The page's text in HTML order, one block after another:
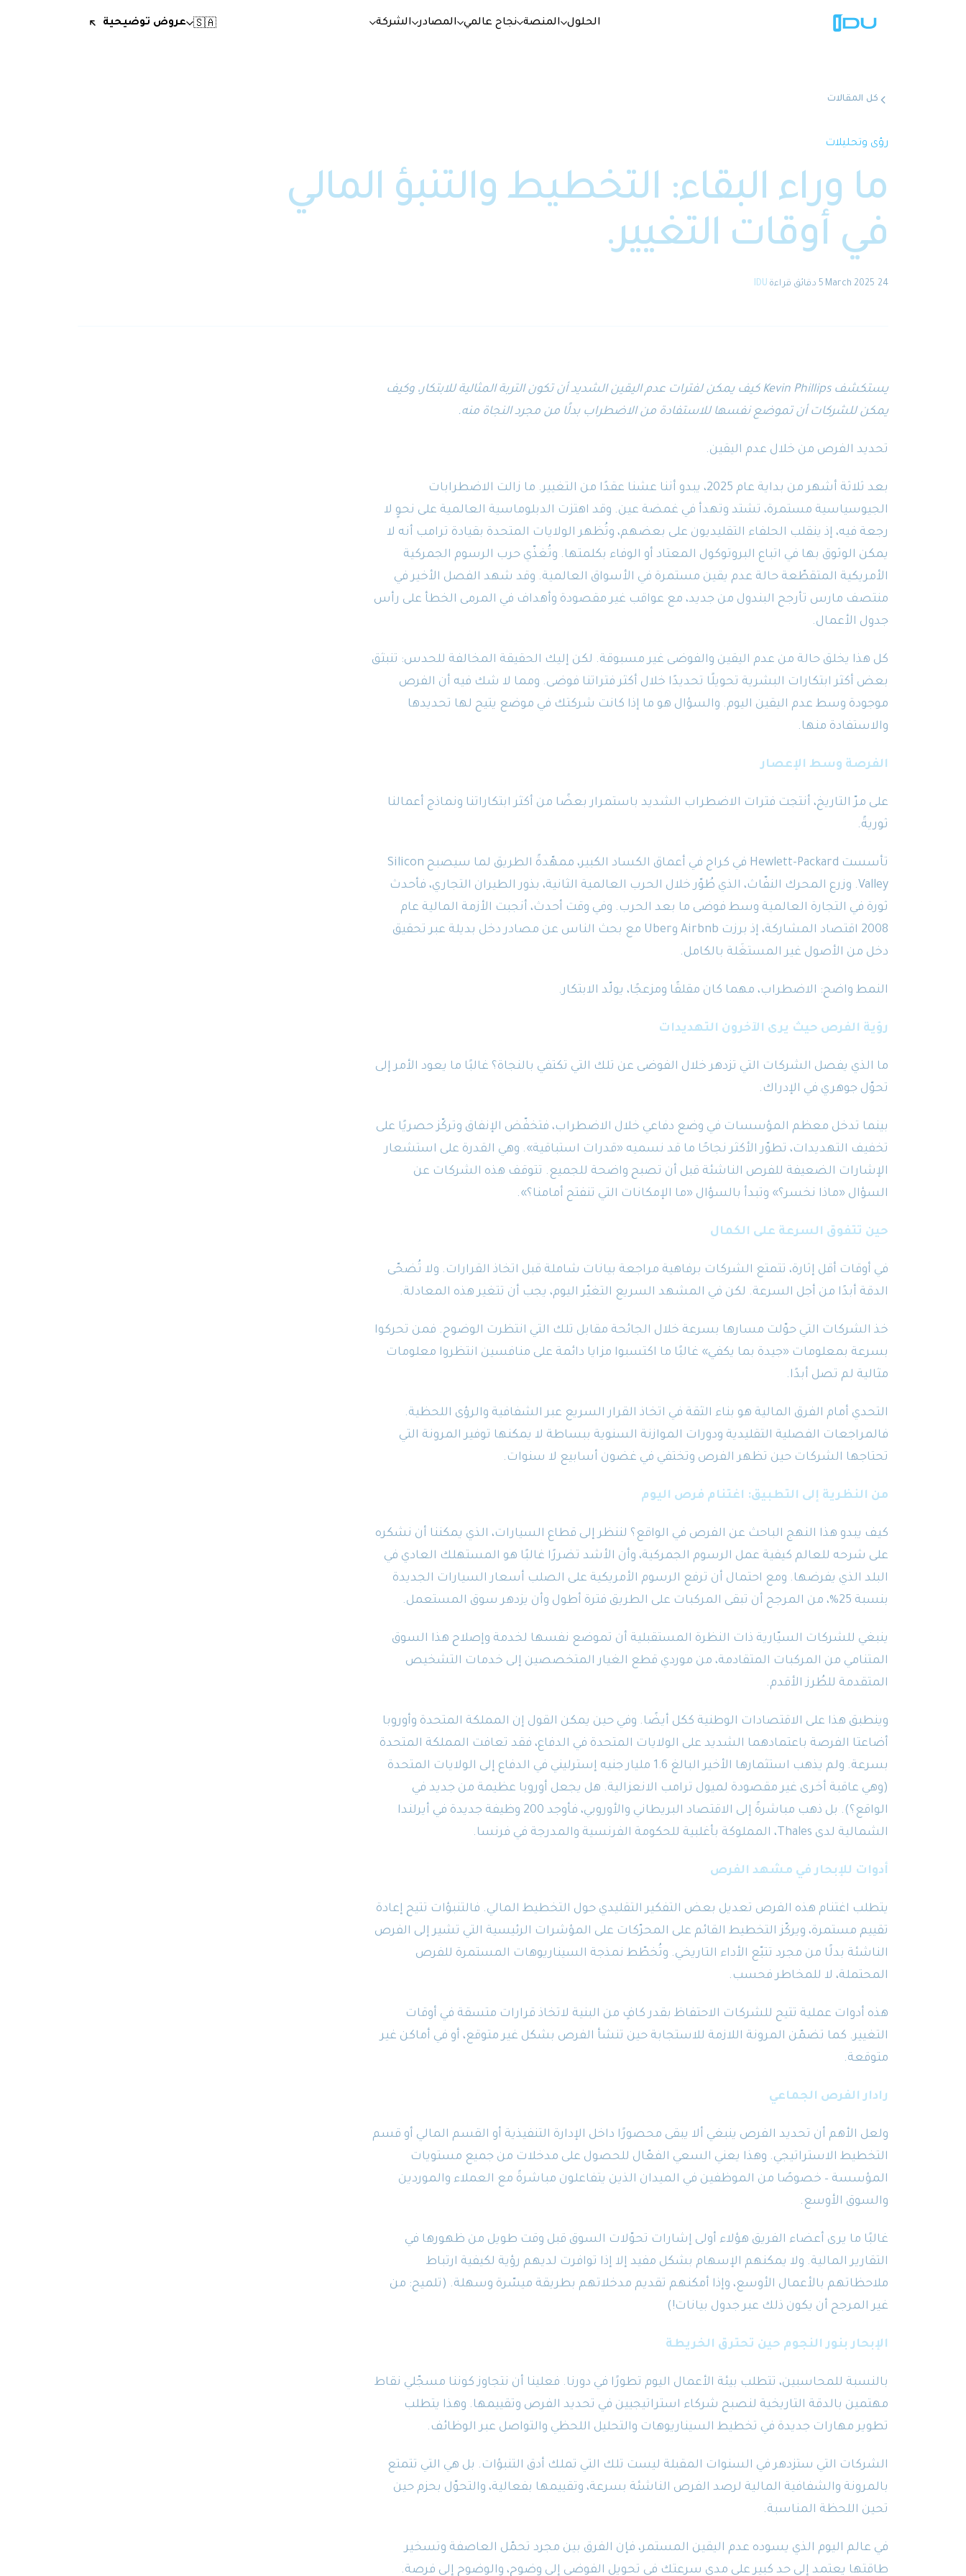
الحلول المنصة نجاح عالمي المصادر الشركة 🇸🇦 عروض توضيحية
كل المقالات
رؤى وتحليلات
ما وراء البقاء: التخطيط والتنبؤ المالي
في أوقات التغيير.
24 March 2025 5 دقائق قراءة IDU
يستكشف Kevin Phillips كيف يمكن لفترات عدم اليقين الشديد أن تكون التربة المثالية للابتكار، وكيف
يمكن للشركات أن تموضع نفسها للاستفادة من الاضطراب بدلًا من مجرد النجاة منه.
تحديد الفرص من خلال عدم اليقين.
بعد ثلاثة أشهر من بداية عام 2025، يبدو أننا عشنا عقدًا من التغيير. ما زالت الاضطرابات
الجيوسياسية مستمرة، تشتد وتهدأ في غمضة عين. وقد اهتزت الدبلوماسية العالمية على نحوٍ لا
رجعة فيه، إذ ينقلب الحلفاء التقليديون على بعضهم، وتُظهر الولايات المتحدة بقيادة ترامب أنه لا
يمكن الوثوق بها في اتباع البروتوكول المعتاد أو الوفاء بكلمتها. وتُغذّي حرب الرسوم الجمركية
الأمريكية المتقطّعة حالة عدم يقين مستمرة في الأسواق العالمية. وقد شهد الفصل الأخير في
منتصف مارس تأرجح البندول من جديد، مع عواقب غير مقصودة وأهداف في المرمى الخطأ على رأس
جدول الأعمال.
كل هذا يخلق حالة من عدم اليقين والفوضى غير مسبوقة. لكن إليك الحقيقة المخالفة للحدس: تنبثق
بعض أكثر ابتكارات البشرية تحويلًا تحديدًا خلال أكثر فتراتنا فوضى. ومما لا شك فيه أن الفرص
موجودة وسط عدم اليقين اليوم. والسؤال هو ما إذا كانت شركتك في موضع يتيح لها تحديدها
والاستفادة منها.
الفرصة وسط الإعصار
على مرّ التاريخ، أنتجت فترات الاضطراب الشديد باستمرار بعضًا من أكثر ابتكاراتنا ونماذج أعمالنا
ثوريةً.
تأسست Hewlett-Packard في كراج في أعماق الكساد الكبير، ممهّدةً الطريق لما سيصبح Silicon
Valley. وزرع المحرك النفّاث، الذي طُوّر خلال الحرب العالمية الثانية، بذور الطيران التجاري، فأحدث
ثورة في التجارة العالمية وسط فوضى ما بعد الحرب. وفي وقت أحدث، أنجبت الأزمة المالية عام
2008 اقتصاد المشاركة، إذ برزت Airbnb وUber مع بحث الناس عن مصادر دخل بديلة عبر تحقيق
دخل من الأصول غير المستغَلة بالكامل.
النمط واضح: الاضطراب، مهما كان مقلقًا ومزعجًا، يولّد الابتكار.
رؤية الفرص حيث يرى الآخرون التهديدات
ما الذي يفصل الشركات التي تزدهر خلال الفوضى عن تلك التي تكتفي بالنجاة؟ غالبًا ما يعود الأمر إلى
تحوّل جوهري في الإدراك.
بينما تدخل معظم المؤسسات في وضع دفاعي خلال الاضطراب، فتخفّض الإنفاق وتركّز حصريًا على
تخفيف التهديدات، تطوّر الأكثر نجاحًا ما قد نسميه «قدرات استباقية». وهي القدرة على استشعار
الإشارات الضعيفة للفرص الناشئة قبل أن تصبح واضحة للجميع. تتوقف هذه الشركات عن
السؤال «ماذا نخسر؟» وتبدأ بالسؤال «ما الإمكانات التي تنفتح أمامنا؟».
حين تتفوق السرعة على الكمال
في أوقات أقل إثارة، تتمتع الشركات برفاهية مراجعة بيانات شاملة قبل اتخاذ القرارات. ولا تُضحّى
الدقة أبدًا من أجل السرعة. لكن في المشهد السريع التغيّر اليوم، يجب أن تتغير هذه المعادلة.
خذ الشركات التي حوّلت مسارها بسرعة خلال الجائحة مقابل تلك التي انتظرت الوضوح. فمن تحركوا
بسرعة بمعلومات «جيدة بما يكفي» غالبًا ما اكتسبوا مزايا دائمة على منافسين انتظروا معلومات
مثالية لم تصل أبدًا.
التحدي أمام الفرق المالية هو بناء الثقة في اتخاذ القرار السريع عبر الشفافية والرؤى اللحظية.
فالمراجعات الفصلية التقليدية ودورات الموازنة السنوية ببساطة لا يمكنها توفير المرونة التي
تحتاجها الشركات حين تظهر الفرص وتختفي في غضون أسابيع لا سنوات.
من النظرية إلى التطبيق: اغتنام فرص اليوم
كيف يبدو هذا النهج الباحث عن الفرص في الواقع؟ لننظر إلى قطاع السيارات، الذي يمكننا أن نشكره
على شرحه للعالم كيفية عمل الرسوم الجمركية، وأن الأشد تضررًا غالبًا هو المستهلك العادي في
البلد الذي يفرضها. ومع احتمال أن ترفع الرسوم الأمريكية على الصلب أسعار السيارات الجديدة
بنسبة 25%، من المرجح أن تبقى المركبات على الطريق فترة أطول وأن يزدهر سوق المستعمل.
ينبغي للشركات السيّارية ذات النظرة المستقبلية أن تموضع نفسها لخدمة وإصلاح هذا السوق
المتنامي من المركبات المتقادمة، من موردي قطع الغيار المتخصصين إلى خدمات التشخيص
المتقدمة للطُرز الأقدم.
وينطبق هذا على الاقتصادات الوطنية ككل أيضًا. وفي حين يمكن القول إن المملكة المتحدة وأوروبا
أضاعتا الفرصة باعتمادهما الشديد على الولايات المتحدة في الدفاع، فقد تعافت المملكة المتحدة
بسرعة. ولم يذهب استثمارها الأخير البالغ 1.6 مليار جنيه إسترليني في الدفاع إلى الولايات المتحدة
(وهي عاقبة أخرى غير مقصودة لميول ترامب الانعزالية. هل يجعل أوروبا عظيمة من جديد في
الواقع؟). بل ذهب مباشرةً إلى الاقتصاد البريطاني والأوروبي، فأوجد 200 وظيفة جديدة في أيرلندا
الشمالية لدى Thales، المملوكة بأغلبية للحكومة الفرنسية والمدرجة في فرنسا.
أدوات للإبحار في مشهد الفرص
يتطلب اغتنام هذه الفرص تعديل بعض التفكير التقليدي حول التخطيط المالي. فالتنبؤات تتيح إعادة
تقييم مستمرة، ويركّز التخطيط القائم على المحرّكات على المؤشرات الرئيسية التي تشير إلى الفرص
الناشئة بدلًا من مجرد تتبّع الأداء التاريخي. وتُخطّط نمذجة السيناريوهات المستمرة للفرص
المحتملة، لا للمخاطر فحسب.
هذه أدوات عملية تتيح للشركات الاحتفاظ بقدر كافٍ من البنية لاتخاذ قرارات متسقة في أوقات
التغيير. كما تضمّن المرونة اللازمة للاستجابة حين تنشأ الفرص بشكل غير متوقع، أو في أماكن غير
متوقعة.
رادار الفرص الجماعي
ولعل الأهم أن تحديد الفرص ينبغي ألا يبقى محصورًا داخل الإدارة التنفيذية أو القسم المالي أو قسم
التخطيط الاستراتيجي. وهذا يعني السعي الفعّال للحصول على مدخلات من جميع مستويات
المؤسسة – خصوصًا من الموظفين في الميدان الذين يتفاعلون مباشرةً مع العملاء والموردين
والسوق الأوسع.
غالبًا ما يرى أعضاء الفريق هؤلاء أولى إشارات تحوّلات السوق قبل وقت طويل من ظهورها في
التقارير المالية. ولا يمكنهم الإسهام بشكل مفيد إلا إذا توافرت لديهم رؤية لكيفية ارتباط
ملاحظاتهم بالأعمال الأوسع، وإذا أمكنهم تقديم مدخلاتهم بطريقة ميسّرة وسهلة. (تلميح: من
غير المرجح أن يكون ذلك عبر جدول بيانات!)
الإبحار بنور النجوم حين تحترق الخريطة
بالنسبة للمحاسبين، تتطلب بيئة الأعمال اليوم تطورًا في دورنا. فعلينا أن نتجاوز كوننا مسجّلي نقاط
مهتمين بالدقة التاريخية لنصبح شركاء استراتيجيين في تحديد الفرص وتقييمها. وهذا يتطلب
تطوير مهارات جديدة في تخطيط السيناريوهات والتحليل اللحظي والتواصل عبر الوظائف.
الشركات التي ستزدهر في السنوات المقبلة ليست تلك التي تملك أدق التنبؤات. بل هي التي تتمتع
بالمرونة والشفافية المالية لرصد الفرص الناشئة بسرعة، وتقييمها بفعالية، والتحوّل بحزم حين
تحين اللحظة المناسبة.
في عالم اليوم الذي يسوده عدم اليقين المستمر، فإن الفرق بين مجرد تحمّل العاصفة وتسخير
طاقتها يعتمد إلى حد كبير على مدى سرعتك في تحويل الفوضى إلى وضوح، والوضوح إلى فرصة.